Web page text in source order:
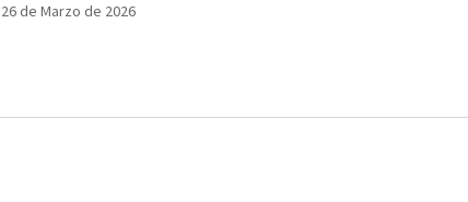
26 de Marzo de 2026